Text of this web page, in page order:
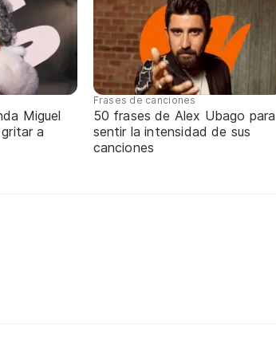
Miguel
a
Frases de canciones
50 frases de Alex Ubago para
sentir la intensidad de sus
canciones